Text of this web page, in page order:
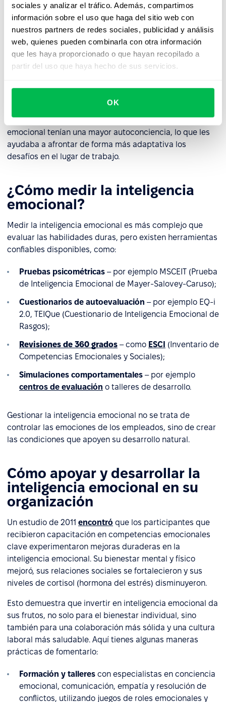
sociales y analizar el tráfico. Además, compartimos
información sobre el uso que haga del sitio web con
nuestros partners de redes sociales, publicidad y análisis
web, quienes pueden combinarla con otra información
que les haya proporcionado o que hayan recopilado a
partir del uso que haya hecho de sus servicios.
OK
Adaptabilidad y agilidad para aprender
Ser consciente de tus propias emociones y respuestas
facilita aceptar las críticas constructivas, aprender de la
experiencia y adaptarse al cambio, una de las
actual.
estudio realizado en China
encontró que las personas con mayor inteligencia
emocional tenían una mayor autoconciencia, lo que les
ayudaba a afrontar de forma más adaptativa los
desafíos en el lugar de trabajo.
¿Cómo medir la inteligencia
emocional?
Medir la inteligencia emocional es más complejo que
evaluar las habilidades duras, pero existen herramientas
confiables disponibles, como:
Pruebas psicométricas – por ejemplo MSCEIT (Prueba
de Inteligencia Emocional de Mayer-Salovey-Caruso);
Cuestionarios de autoevaluación – por ejemplo EQ-i
2.0, TEIQue (Cuestionario de Inteligencia Emocional de
Rasgos);
Revisiones de 360 grados – como ESCI (Inventario de
Competencias Emocionales y Sociales);
Simulaciones comportamentales – por ejemplo
centros de evaluación o talleres de desarrollo.
Gestionar la inteligencia emocional no se trata de
controlar las emociones de los empleados, sino de crear
las condiciones que apoyen su desarrollo natural.
Cómo apoyar y desarrollar la
inteligencia emocional en su
organización
Un estudio de 2011 encontró que los participantes que
recibieron capacitación en competencias emocionales
clave experimentaron mejoras duraderas en la
inteligencia emocional. Su bienestar mental y físico
mejoró, sus relaciones sociales se fortalecieron y sus
niveles de cortisol (hormona del estrés) disminuyeron.
Esto demuestra que invertir en inteligencia emocional da
sus frutos, no solo para el bienestar individual, sino
también para una colaboración más sólida y una cultura
laboral más saludable. Aquí tienes algunas maneras
prácticas de fomentarlo:
Formación y talleres con especialistas en conciencia
emocional, comunicación, empatía y resolución de
conflictos, utilizando juegos de roles emocionales y